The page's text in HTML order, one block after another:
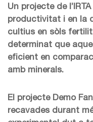
Un projecte de
productivitat i en la
cultius en sòls
determinat que
eficient en
amb minerals.
El projecte Demo
recavades durant